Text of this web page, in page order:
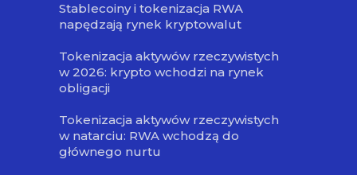
Stablecoiny i tokenizacja RWA
napędzają rynek kryptowalut
Tokenizacja aktywów rzeczywistych
w 2026: krypto wchodzi na rynek
obligacji
Tokenizacja aktywów rzeczywistych
w natarciu: RWA wchodzą do
głównego nurtu